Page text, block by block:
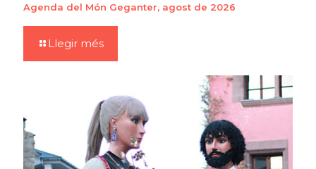
Agenda del Món Geganter, agost de 2026
Llegir més